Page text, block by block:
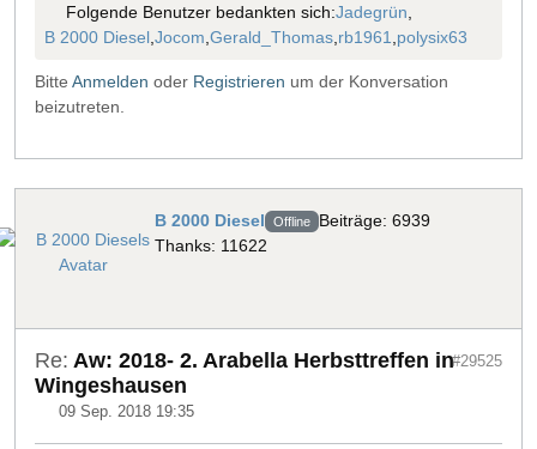
Folgende Benutzer bedankten sich:Jadegrün
B 2000 Diesel Jocom Gerald_Thomas rb1961 polysix63
Bitte Anmelden oder Registrieren um der Konversation
beizutreten.
B 2000 Diesel Offline Beiträge: 6939
Thanks: 11622
Re: Aw: 2018- 2. Arabella Herbsttreffen in
Wingeshausen
09 Sep. 2018 19:35
#29525